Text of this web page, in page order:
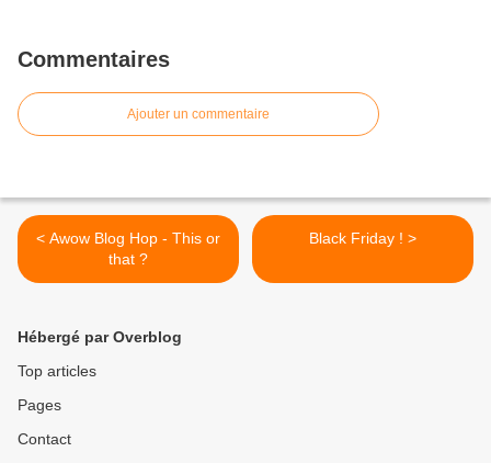
Commentaires
Ajouter un commentaire
< Awow Blog Hop - This or
that ?
Black Friday ! >
Hébergé par Overblog
Top articles
Pages
Contact